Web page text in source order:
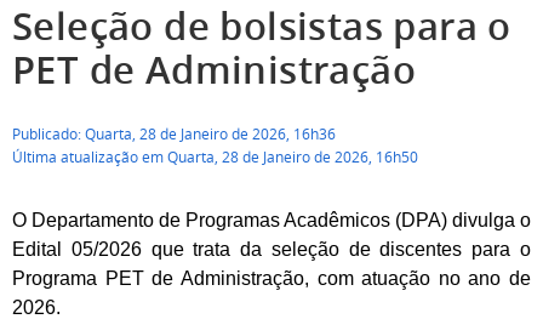
Seleção de bolsistas para o
PET de Administração
Publicado: Quarta, 28 de Janeiro de 2026, 16h36
Última atualização em Quarta, 28 de Janeiro de 2026, 16h50
O Departamento de Programas Acadêmicos (DPA) divulga o
Edital 05/2026 que trata da seleção de discentes para o
Programa PET de Administração, com atuação no ano de
2026.